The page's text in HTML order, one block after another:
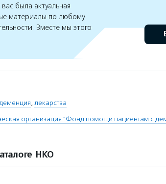
была актуальная
материалы по любому
Вместе мы этого
, лекарства
организация "Фонд помощи пациентам с
НКО